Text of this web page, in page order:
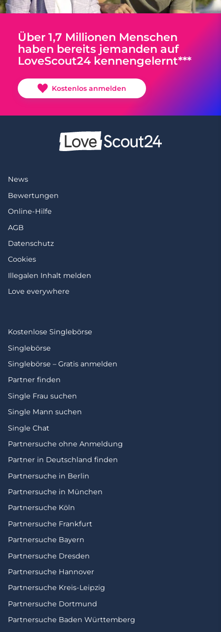
Über 1,7 Millionen Menschen
haben bereits jemanden auf
LoveScout24 kennengelernt***
Kostenlos anmelden
News
Bewertungen
Online-Hilfe
AGB
Datenschutz
Cookies
Illegalen Inhalt melden
Love everywhere
Kostenlose Singlebörse
Singlebörse
Singlebörse – Gratis anmelden
Partner finden
Single Frau suchen
Single Mann suchen
Single Chat
Partnersuche ohne Anmeldung
Partner in Deutschland finden
Partnersuche in Berlin
Partnersuche in München
Partnersuche Köln
Partnersuche Frankfurt
Partnersuche Bayern
Partnersuche Dresden
Partnersuche Hannover
Partnersuche Kreis-Leipzig
Partnersuche Dortmund
Partnersuche Baden Württemberg